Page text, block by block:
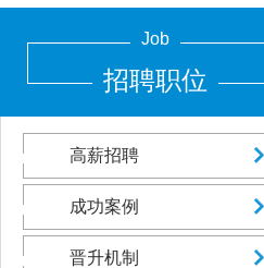
Job
招聘职位
高薪招聘
成功案例
晋升机制